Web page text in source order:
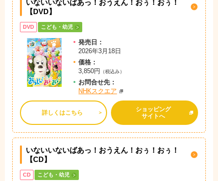
いないいないばあっ！おうえん！おぅ！おぅ！
【DVD】
DVD こども・幼児
発売日：
2026年3月18日
価格：
3,850円
（税込み）
お問合せ先：
NHKスクエア
詳しくはこちら
ショッピング
サイトへ
いないいないばあっ！おうえん！おぅ！おぅ！
【CD】
CD こども・幼児